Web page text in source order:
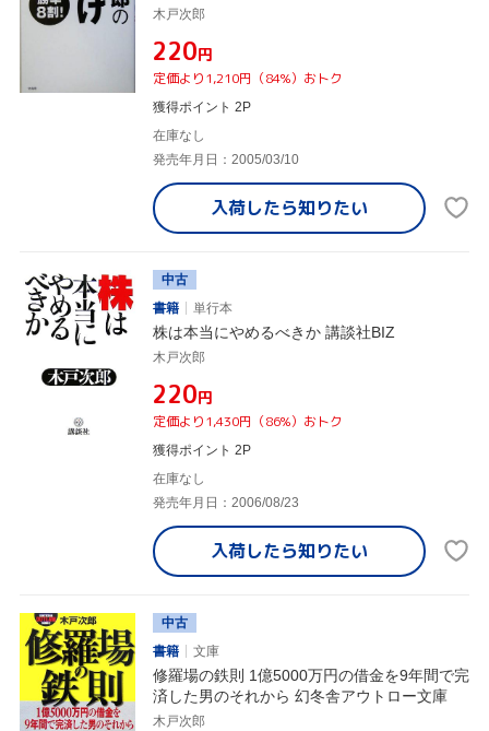
木戸次郎
¥220円
定価より1,210円（84%）おトク
獲得ポイント 2P
在庫なし
発売年月日：2005/03/10
入荷したら知りたい
中古
書籍
単行本
株は本当にやめるべきか 講談社BIZ
木戸次郎
¥220円
定価より1,430円（86%）おトク
獲得ポイント 2P
在庫なし
発売年月日：2006/08/23
入荷したら知りたい
中古
書籍
文庫
修羅場の鉄則 1億5000万円の借金を9年間で完
済した男のそれから 幻冬舎アウトロー文庫
木戸次郎